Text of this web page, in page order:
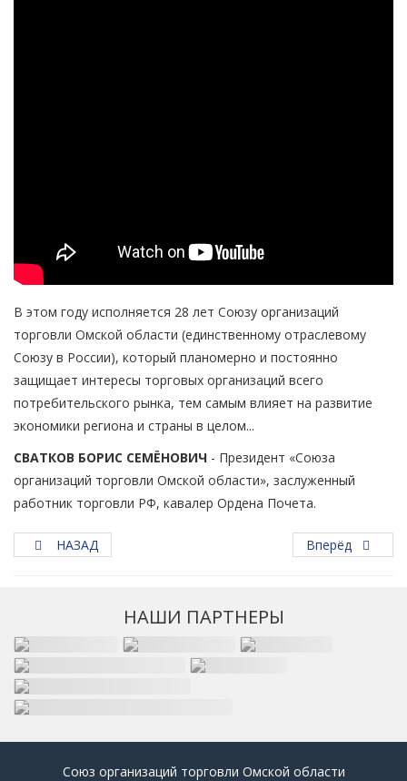
В этом году исполняется 28 лет Союзу организаций
торговли Омской области (единственному отраслевому
Союзу в России), который планомерно и постоянно
защищает интересы торговых организаций всего
потребительского рынка, тем самым влияет на развитие
экономики региона и страны в целом...
СВАТКОВ БОРИС СЕМЁНОВИЧ - Президент «Союза
организаций торговли Омской области», заслуженный
работник торговли РФ, кавалер Ордена Почета.
НАЗАД Вперёд
НАШИ ПАРТНЕРЫ
Союз организаций торговли Омской области